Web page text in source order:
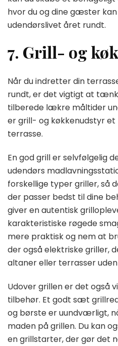
hvor du og dine gæster
udendørslivet året rundt.
7. Grill- og
Når du indretter din
rundt, er det vigtigt at
tilberede lækre måltider
er grill- og køkkenudstyr
terrasse.
En god grill er selvfølgelig
udendørs
forskellige typer griller, så
der passer bedst til dine
giver en autentisk
karakteristiske røgede
mere praktisk og nem at
der også elektriske griller,
altaner eller terrasser
Udover grillen er det også
tilbehør. Et godt sæt
og børste er uundværligt,
maden på grillen. Du kan
en grillstarter, der gør det